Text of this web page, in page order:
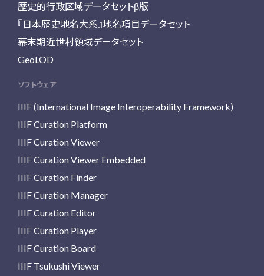
歴史的行政区域データセットβ版
『日本歴史地名大系』地名項目データセット
幕末期近世村領域データセット
GeoLOD
ソフトウェア
IIIF (International Image Interoperability Framework)
IIIF Curation Platform
IIIF Curation Viewer
IIIF Curation Viewer Embedded
IIIF Curation Finder
IIIF Curation Manager
IIIF Curation Editor
IIIF Curation Player
IIIF Curation Board
IIIF Tsukushi Viewer